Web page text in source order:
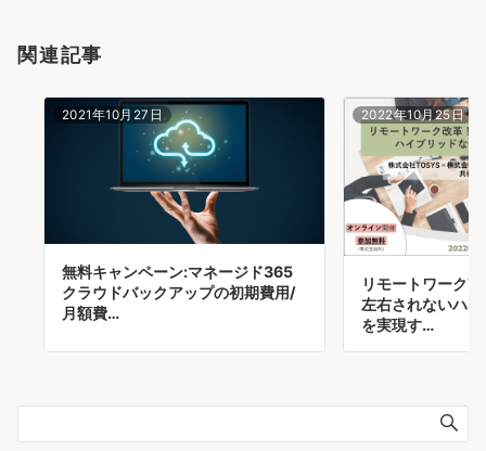
関連記事
2021年10月27日
無料キャンペーン:マネージド365
クラウドバックアップの初期費用/
月額費…
2022年10月25日
リモートワーク
左右されないハ
を実現す…